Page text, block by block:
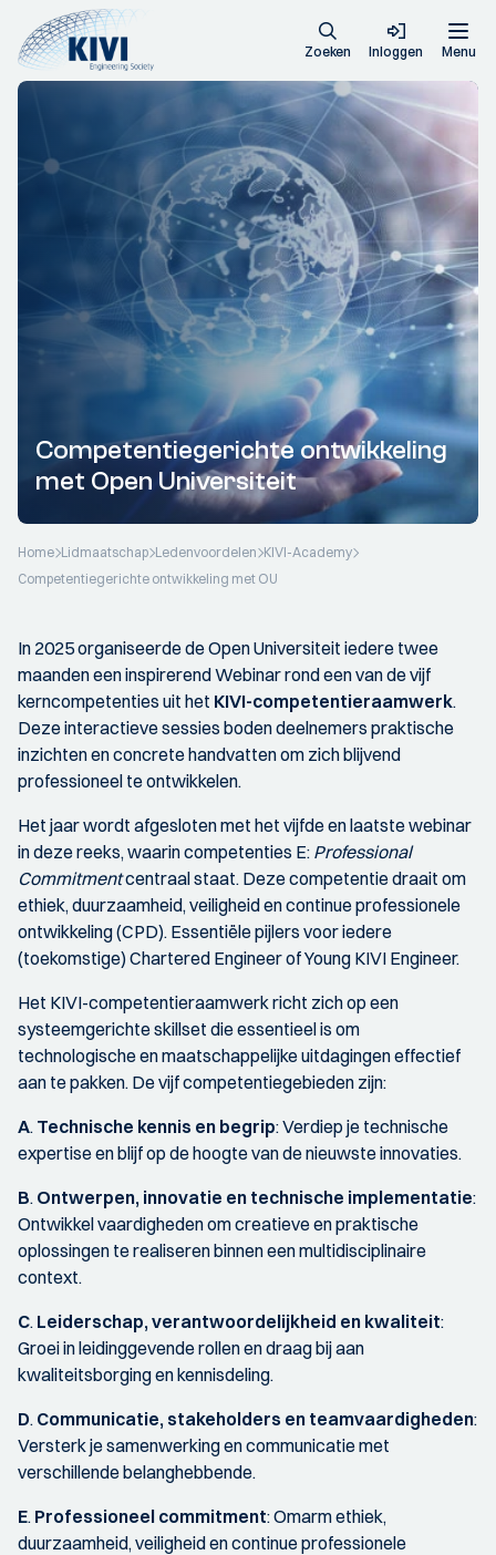
Zoeken Inloggen Menu
Home Lidmaatschap Ledenvoordelen KIVI-Academy
Competentiegerichte ontwikkeling met OU
Competentiegerichte ontwikkeling
met Open Universiteit
In 2025 organiseerde de Open Universiteit iedere twee
maanden een inspirerend Webinar rond een van de vijf
kerncompetenties uit het KIVI-competentieraamwerk.
Deze interactieve sessies boden deelnemers praktische
inzichten en concrete handvatten om zich blijvend
professioneel te ontwikkelen.
Het jaar wordt afgesloten met het vijfde en laatste webinar
in deze reeks, waarin competenties E: Professional
Commitmentcentraal staat. Deze competentie draait om
ethiek, duurzaamheid, veiligheid en continue professionele
ontwikkeling (CPD). Essentiële pijlers voor iedere
(toekomstige) Chartered Engineer of Young KIVI Engineer.
Het KIVI-competentieraamwerk richt zich op een
systeemgerichte skillset die essentieel is om
technologische en maatschappelijke uitdagingen effectief
aan te pakken. De vijf competentiegebieden zijn:
A. Technische kennis en begrip: Verdiep je technische
expertise en blijf op de hoogte van de nieuwste innovaties.
B. Ontwerpen, innovatie en technische implementatie:
Ontwikkel vaardigheden om creatieve en praktische
oplossingen te realiseren binnen een multidisciplinaire
context.
C. Leiderschap, verantwoordelijkheid en kwaliteit:
Groei in leidinggevende rollen en draag bij aan
kwaliteitsborging en kennisdeling.
D. Communicatie, stakeholders en teamvaardigheden:
Versterk je samenwerking en communicatie met
verschillende belanghebbende.
E. Professioneel commitment: Omarm ethiek,
duurzaamheid, veiligheid en continue professionele